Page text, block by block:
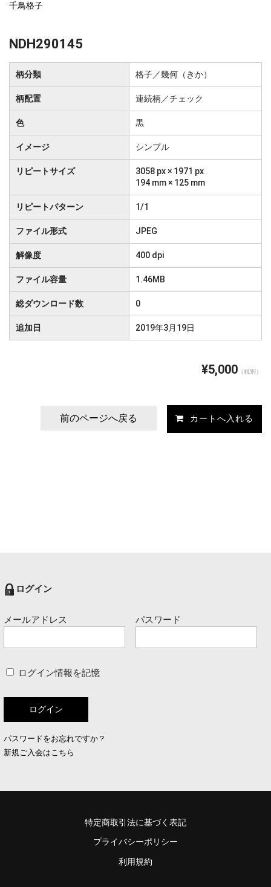
千鳥格子
NDH290145
柄分類 格子／幾何（きか）
柄配置 連続柄／チェック
色 黒
イメージ シンプル
リピートサイズ
3058 px × 1971 px
194 mm × 125 mm
リピートパターン 1/1
ファイル形式 JPEG
解像度 400 dpi
ファイル容量 1.46MB
総ダウンロード数 0
追加日 2019年3月19日
¥5,000 （税別）
前のページへ戻る
ログイン
メールアドレス パスワード
ログイン情報を記憶
パスワードをお忘れですか？
新規ご入会はこちら
特定商取引法に基づく表記
プライバシーポリシー
利用規約